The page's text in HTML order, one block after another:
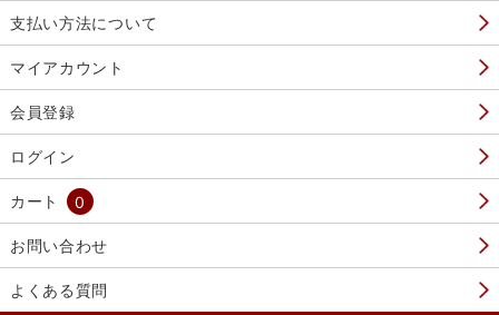
支払い方法について
マイアカウント
会員登録
ログイン
カート 0
お問い合わせ
よくある質問